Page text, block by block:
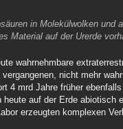
in Molekülwolken und
Material auf der Urerde
wahrnehmbare
nicht mehr
4 mrd Jahre früher
auf der Erde
erzeugten komplexen